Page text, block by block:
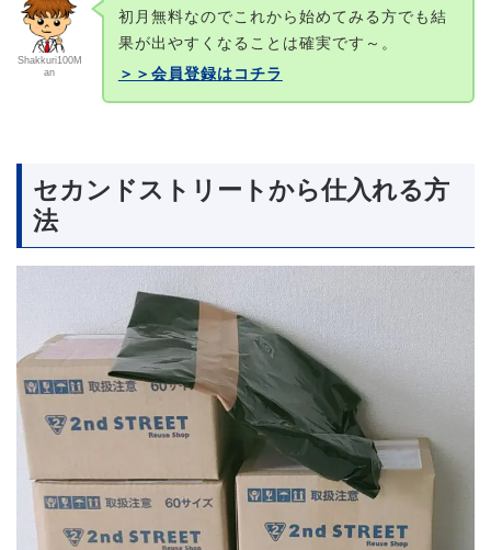
Shakkuri100M
an
初月無料なのでこれから始めてみる方でも結
果が出やすくなることは確実です～。
＞＞会員登録はコチラ
セカンドストリートから仕入れる方
法